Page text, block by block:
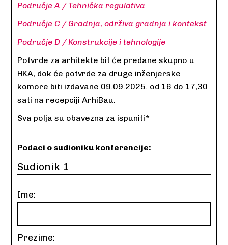
Područje A / Tehnička regulativa
Područje C / Gradnja, održiva gradnja i kontekst
Područje D / Konstrukcije i tehnologije
Potvrde za arhitekte bit će predane skupno u
HKA, dok će potvrde za druge inženjerske
komore biti izdavane 09.09.2025. od 16 do 17,30
sati na recepciji ArhiBau.
Sva polja su obavezna za ispuniti*
Podaci o sudioniku konferencije:
Sudionik 1
Ime:
Prezime: